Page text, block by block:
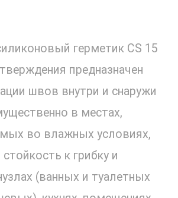
герметик CS 15
предназначен
швов внутри и снаружи
в местах,
во влажных условиях,
стойкость к грибку и
(ванных и туалетных